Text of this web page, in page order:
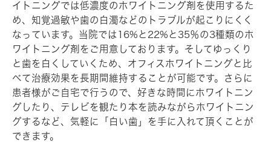
イトニングでは低濃度のホワイトニング剤を使用するた
め、知覚過敏や歯の白濁などのトラブルが起こりにくく
なっています。当院では16%と22%と35％の3種類のホ
ワイトニング剤をご用意しております。そしてゆっくり
と歯を白くしていくため、オフィスホワイトニングと比
べて治療効果を長期間維持することが可能です。さらに
患者様がご自宅で行うので、好きな時間にホワイトニン
グしたり、テレビを観たり本を読みながらホワイトニン
グするなど、気軽に「白い歯」を手に入れて頂くことが
できます。